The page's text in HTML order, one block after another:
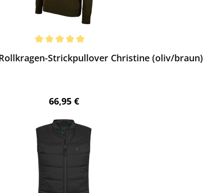
Strickpullover Christine (oliv/braun)
Regulärer Preis:
66,95 €